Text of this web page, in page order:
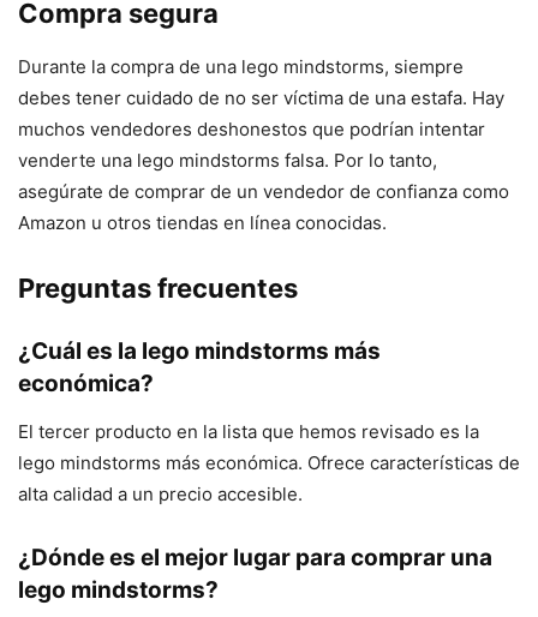
Compra segura
Durante la compra de una lego mindstorms, siempre
debes tener cuidado de no ser víctima de una estafa. Hay
muchos vendedores deshonestos que podrían intentar
venderte una lego mindstorms falsa. Por lo tanto,
asegúrate de comprar de un vendedor de confianza como
Amazon u otros tiendas en línea conocidas.
Preguntas frecuentes
¿Cuál es la lego mindstorms más
económica?
El tercer producto en la lista que hemos revisado es la
lego mindstorms más económica. Ofrece características de
alta calidad a un precio accesible.
¿Dónde es el mejor lugar para comprar una
lego mindstorms?